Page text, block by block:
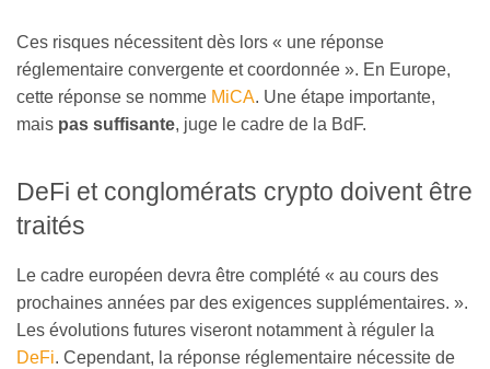
Ces risques nécessitent dès lors « une réponse
réglementaire convergente et coordonnée ». En Europe,
cette réponse se nomme MiCA. Une étape importante,
mais pas suffisante, juge le cadre de la BdF.
DeFi et conglomérats crypto doivent être
traités
Le cadre européen devra être complété « au cours des
prochaines années par des exigences supplémentaires. ».
Les évolutions futures viseront notamment à réguler la
DeFi. Cependant, la réponse réglementaire nécessite de